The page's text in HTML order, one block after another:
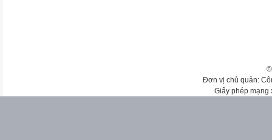
Đơn vị chủ quản:
Giấy phép mạng